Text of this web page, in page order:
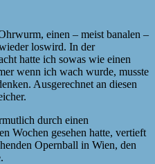
einen – meist banalen –
loswird. In der
hatte ich sowas wie einen
wenn ich wach wurde, musste
Ausgerechnet an diesen
durch einen
Wochen gesehen hatte, vertieft
Opernball in Wien, den